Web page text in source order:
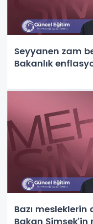
Seyyanen zam
Bakanlık
Bazı
Bakan Şimşek'in